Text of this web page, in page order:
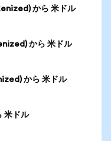
から 米ドル
から 米ドル
から 米ドル
米ドル